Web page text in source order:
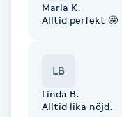
Extensions
Eyeliner-tatuering
Maria K.
Alltid perfekt 🤩
LB
Linda B.
Alltid lika nöjd.